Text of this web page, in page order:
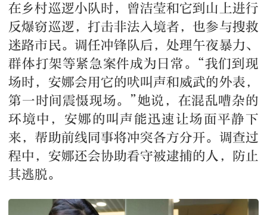
在乡村巡逻小队时，曾洁莹和它到山上进行
反爆窃巡逻，打击非法入境者，也参与搜救
迷路市民。调任冲锋队后，处理午夜暴力、
群体打架等紧急案件成为日常。“我们到现
场时，安娜会用它的吠叫声和威武的外表，
第一时间震慑现场。”她说，在混乱嘈杂的
环境中，安娜的叫声能迅速让场面平静下
来，帮助前线同事将冲突各方分开。调查过
程中，安娜还会协助看守被逮捕的人，防止
其逃脱。